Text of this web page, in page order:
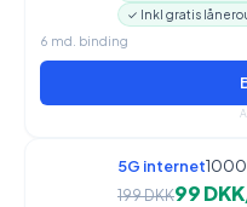
✓ Inkl gratis
6 md. binding
5G internet1000
199 DKK99